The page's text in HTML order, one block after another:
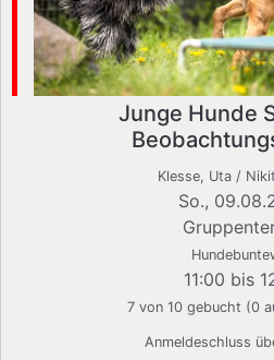
Junge Hunde
Klesse, Uta /
So.,
11:00 bis
7 von 10 gebucht (0
Anmeldeschluss